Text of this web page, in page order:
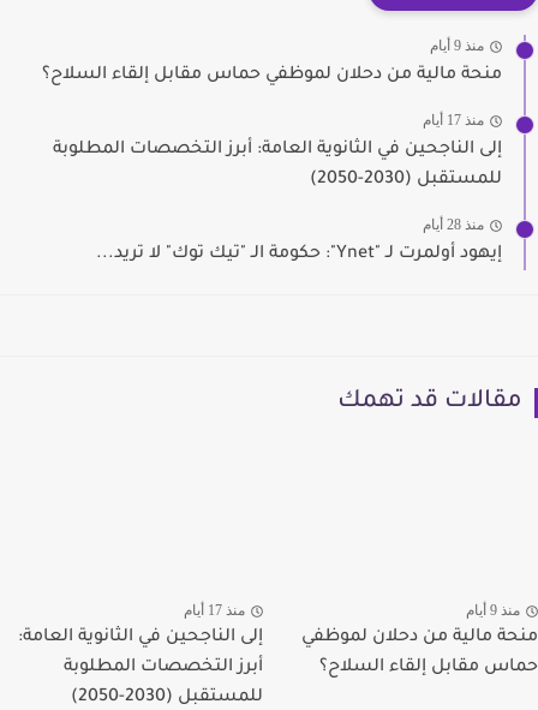
منذ 9 أيام
منحة مالية من دحلان لموظفي حماس مقابل إلقاء السلاح؟
منذ 17 أيام
إلى الناجحين في الثانوية العامة: أبرز التخصصات المطلوبة
للمستقبل (2030-2050)
منذ 28 أيام
إيهود أولمرت لـ "Ynet": حكومة الـ "تيك توك" لا تريد...
مقالات قد تهمك
منذ 9 أيام
منحة مالية من دحلان لموظفي
حماس مقابل إلقاء السلاح؟
منذ 17 أيام
إلى الناجحين في الثانوية العامة:
أبرز التخصصات المطلوبة
للمستقبل (2030-2050)